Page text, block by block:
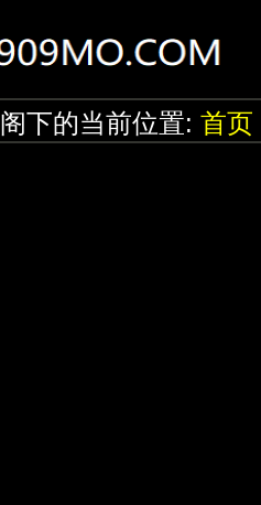
阁下的当前位置: 首页